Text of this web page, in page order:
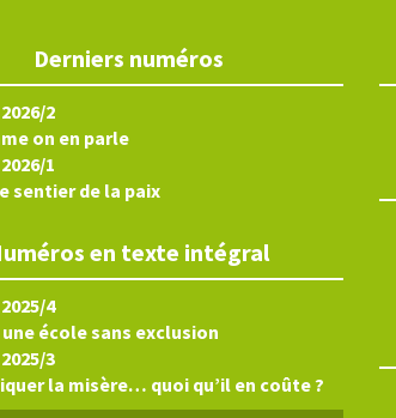
Derniers numéros
2
on en parle
1
sentier de la paix
en texte intégral
4
une école sans exclusion
3
la misère… quoi qu’il en coûte ?